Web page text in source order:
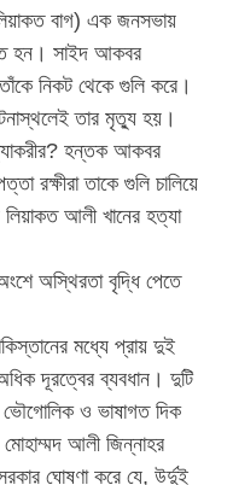
লিয়াকত বাগ) এক জনসভায়
হন। সাইদ আকবর
নিকট থেকে গুলি করে।
তার মৃত্যু হয়।
হন্তক আকবর
রক্ষীরা তাকে গুলি চালিয়ে
আলী খানের হত্যা
অস্থিরতা বৃদ্ধি পেতে
মধ্যে প্রায় দুই
দূরত্বের ব্যবধান। দুটি
ও ভাষাগত দিক
আলী জিন্নাহর
ঘোষণা করে যে, উর্দুই